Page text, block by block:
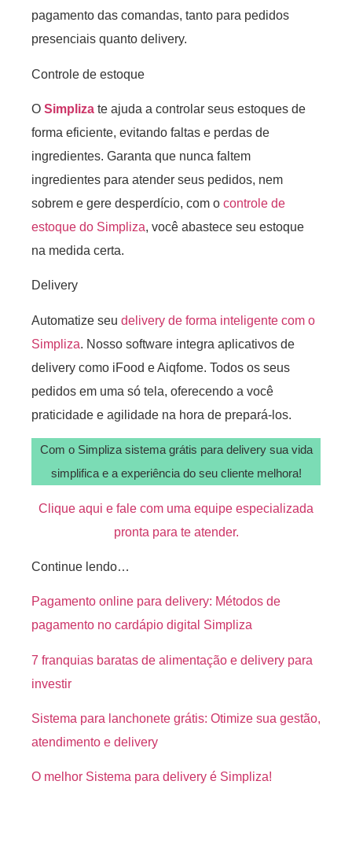
pagamento das comandas, tanto para pedidos
presenciais quanto delivery.
Controle de estoque
O Simpliza te ajuda a controlar seus estoques de
forma eficiente, evitando faltas e perdas de
ingredientes. Garanta que nunca faltem
ingredientes para atender seus pedidos, nem
sobrem e gere desperdício, com o controle de
estoque do Simpliza, você abastece seu estoque
na medida certa.
Delivery
Automatize seu delivery de forma inteligente com o
Simpliza. Nosso software integra aplicativos de
delivery como iFood e Aiqfome. Todos os seus
pedidos em uma só tela, oferecendo a você
praticidade e agilidade na hora de prepará-los.
Com o Simpliza sistema grátis para delivery sua vida
simplifica e a experiência do seu cliente melhora!
Clique aqui e fale com uma equipe especializada
pronta para te atender.
Continue lendo…
Pagamento online para delivery: Métodos de
pagamento no cardápio digital Simpliza
7 franquias baratas de alimentação e delivery para
investir
Sistema para lanchonete grátis: Otimize sua gestão,
atendimento e delivery
O melhor Sistema para delivery é Simpliza!